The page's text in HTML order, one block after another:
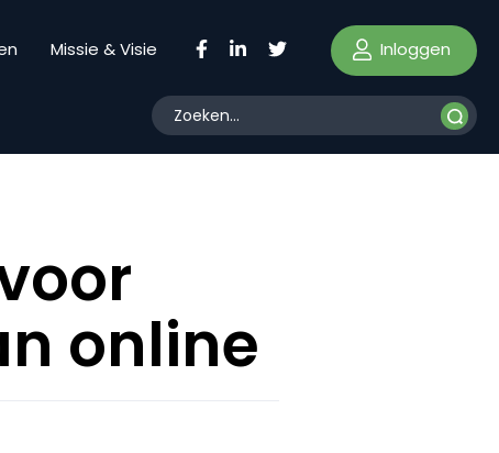
Missie & Visie Inloggen
online